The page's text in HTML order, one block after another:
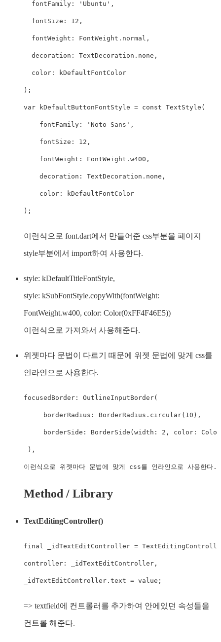
  fontFamily: 'Ubuntu',
  fontSize: 12,
  fontWeight: FontWeight.normal,
  decoration: TextDecoration.none,
  color: kDefaultFontColor
);
var kDefaultButtonFontStyle = const TextStyle(
    fontFamily: 'Noto Sans',
    fontSize: 12,
    fontWeight: FontWeight.w400,
    decoration: TextDecoration.none,
    color: kDefaultFontColor
);
이런식으로 font.dart에서 만들어준 css부분을 페이지
style부분에서 import하여 사용한다.
style: kDefaultTitleFontStyle,
style: kSubFontStyle.copyWith(fontWeight:
FontWeight.w400, color: Color(0xFF4F46E5))
이런식으로 가져와서 사용해준다.
위젯마다 문법이 다르기 때문에 위젯 문법에 맞게 css를
인라인으로 사용한다.
focusedBorder: OutlineInputBorder(
     borderRadius: BorderRadius.circular(10),
borderSide: BorderSide(width: 2, color:
),
이런식으로 위젯마다 문법에 맞게 css를 인라인으로 사용한다.
Method / Library
TextEditingController()
final _idTextEditController =
controller: _idTextEditController,
_idTextEditController.text = value;
=> textfield에 컨트롤러를 추가하여 안에있던 속성들을
컨트롤 해준다.